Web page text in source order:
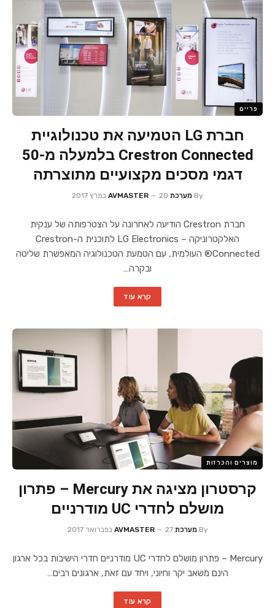
פריים
חברת LG הטמיעה את טכנולוגיית
Crestron Connected בלמעלה מ-50
דגמי מסכים מקצועיים מתוצרתה
By מערכת AVMASTER 20 במרץ 2017
חברת Crestron הודיעה לאחרונה על הצטרפותה של ענקית
האלקטרוניקה – LG Electronics לתוכנית ה-Crestron
Connected® העולמית, עם הטמעת הטכנולוגיה המאפשרת שליטה
ובקרה…
קרא עוד
מוצרים והכרזות
קרסטרון מציגה את Mercury – פתרון
מושלם לחדרי UC מודרניים
By מערכת AVMASTER27 בפברואר 2017
Mercury – פתרון מושלם לחדרי UC מודרניים חדרי הישיבות בכל ארגון
הינם משאב יקר וחיוני, ויחד עם זאת, ארגונים רבים…
קרא עוד